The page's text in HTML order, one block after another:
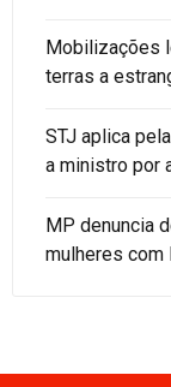
Mobilizações
terras a
STJ aplica
a ministro por
MP denuncia
mulheres com